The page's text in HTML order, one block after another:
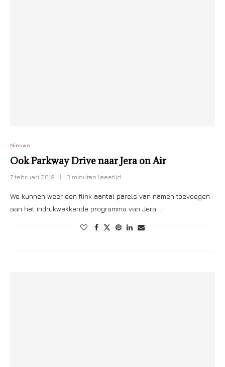
Nieuws
Ook Parkway Drive naar Jera on Air
7 februari 2019 3 minuten leestijd
We kunnen weer een flink aantal parels van namen toevoegen
aan het indrukwekkende programma van Jera …